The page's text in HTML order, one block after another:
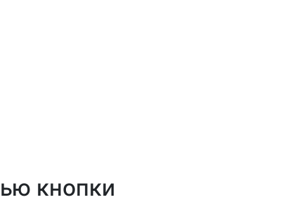
кнопки